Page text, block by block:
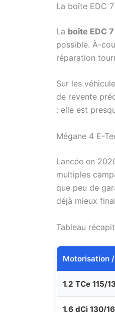
La boîte EDC
La boîte EDC
possible. À-
réparation
Sur les
de revente
: elle est
Mégane 4 E-
Lancée en
multiples
que peu de
déjà mieux
Tableau
Motorisation
1.2 TCe 115/
1.6 dCi 130/